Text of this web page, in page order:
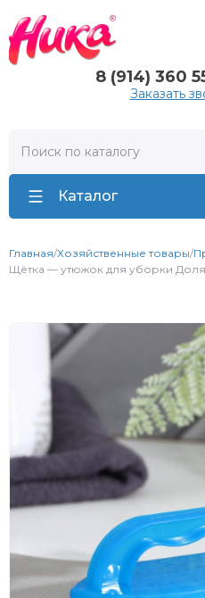
8 (914) 360
Заказать
Каталог
Главная/Хозяйственные товары/
Щётка — утюжок для уборки